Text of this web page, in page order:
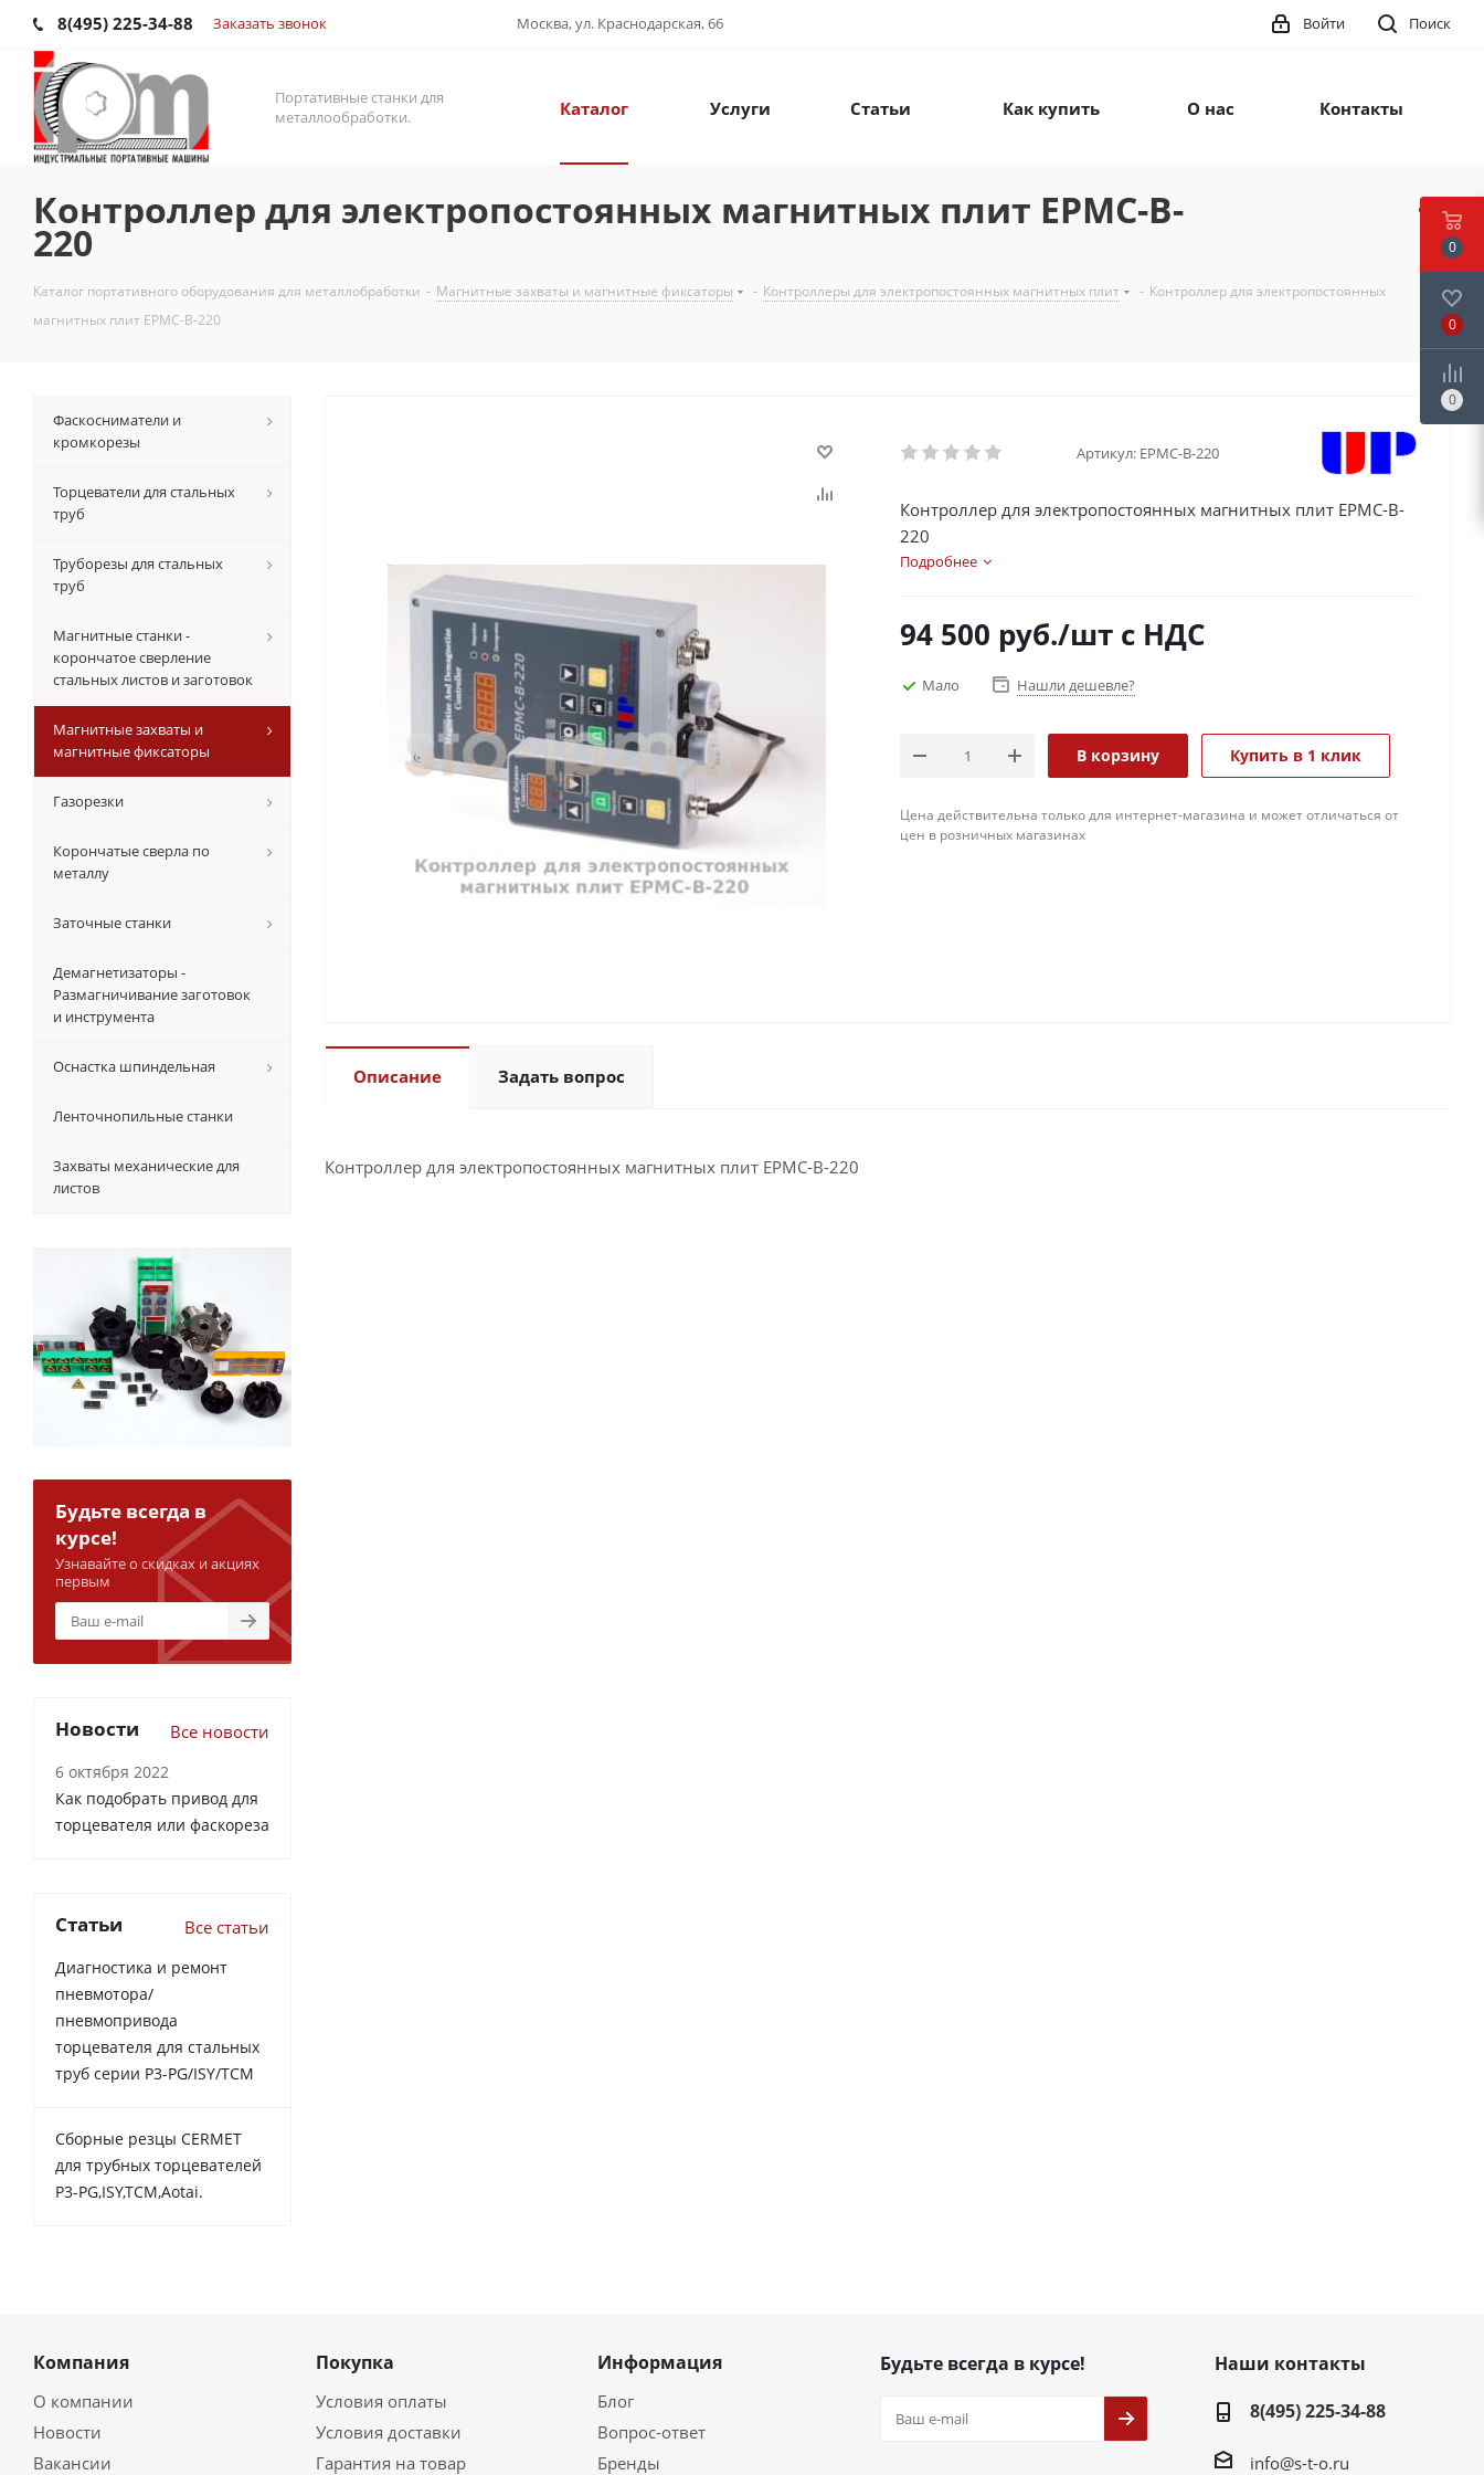
8(495) 225-34-88 Заказать звонок Москва, ул. Краснодарская, 66 Поиск
Войти
Портативные станки для
металлообработки.
Каталог Услуги Статьи Как купить О нас Контакты
Контроллер для электропостоянных магнитных плит EPMC-B-
220
Каталог портативного оборудования для металлобработки - Магнитные захваты и магнитные фиксаторы - Контроллеры для электропостоянных магнитных плит - Контроллер для электропостоянных
магнитных плит EPMC-B-220
Артикул: EPMC-B-220
Контроллер для электропостоянных магнитных плит EPMC-B-
220
Подробнее
94 500 руб./шт с НДС
Мало Нашли дешевле?
В корзину Купить в 1 клик
Цена действительна только для интернет-магазина и может отличаться от
цен в розничных магазинах
Описание Задать вопрос
Контроллер для электропостоянных магнитных плит EPMC-B-220
Фаскосниматели и
кромкорезы
Торцеватели для стальных
труб
Труборезы для стальных
труб
Магнитные станки -
корончатое сверление
стальных листов и заготовок
Магнитные захваты и
магнитные фиксаторы
Газорезки
Корончатые сверла по
металлу
Заточные станки
Демагнетизаторы -
Размагничивание заготовок
и инструмента
Оснастка шпиндельная
Ленточнопильные станки
Захваты механические для
листов
Будьте всегда в
курсе!
Узнавайте о скидках и акциях
первым
Новости Все новости
6 октября 2022
Как подобрать привод для
торцевателя или фаскореза
Статьи Все статьи
Диагностика и ремонт
пневмотора/
пневмопривода
торцевателя для стальных
труб серии P3-PG/ISY/TCM
Сборные резцы CERMET
для трубных торцевателей
P3-PG,ISY,TCM,Aotai.
Компания
О компании
Новости
Вакансии
Покупка
Условия оплаты
Условия доставки
Гарантия на товар
Информация
Блог
Вопрос-ответ
Бренды
Будьте всегда в курсе!
Наши контакты
8(495) 225-34-88
info@s-t-o.ru
0
0
0